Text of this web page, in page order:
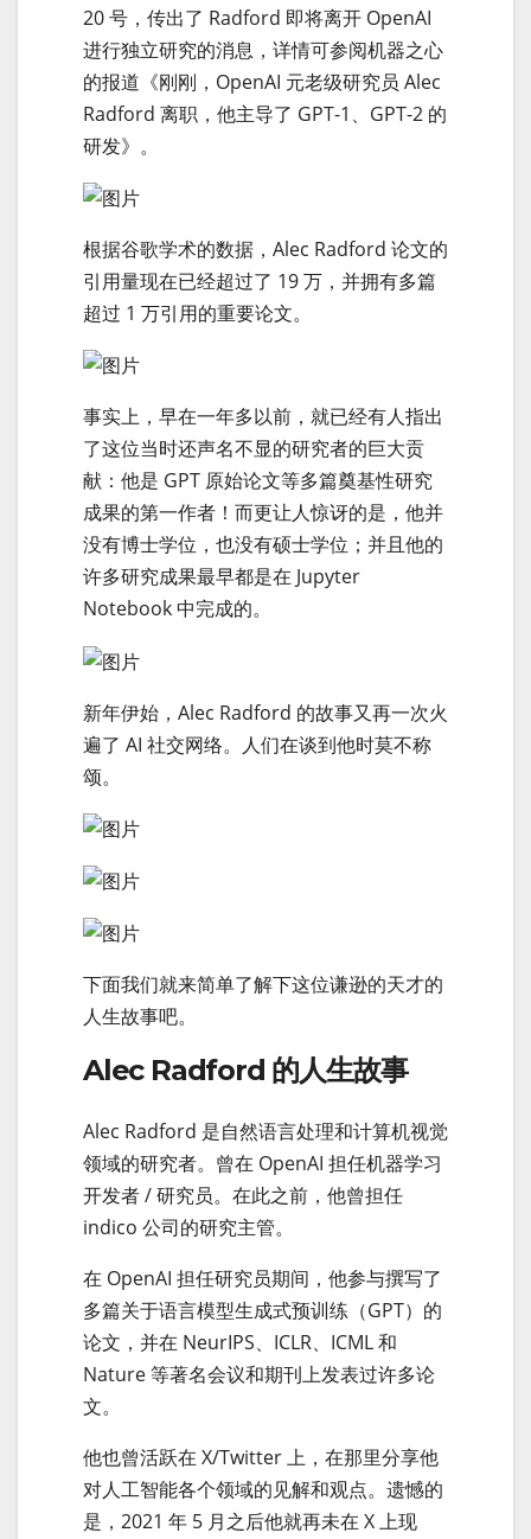
20 号，传出了 Radford 即将离开 OpenAI
进行独立研究的消息，详情可参阅机器之心
的报道《刚刚，OpenAI 元老级研究员 Alec
Radford 离职，他主导了 GPT-1、GPT-2 的
研发》。
根据谷歌学术的数据，Alec Radford 论文的
引用量现在已经超过了 19 万，并拥有多篇
超过 1 万引用的重要论文。
事实上，早在一年多以前，就已经有人指出
了这位当时还声名不显的研究者的巨大贡
献：他是 GPT 原始论文等多篇奠基性研究
成果的第一作者！而更让人惊讶的是，他并
没有博士学位，也没有硕士学位；并且他的
许多研究成果最早都是在 Jupyter
Notebook 中完成的。
新年伊始，Alec Radford 的故事又再一次火
遍了 AI 社交网络。人们在谈到他时莫不称
颂。
下面我们就来简单了解下这位谦逊的天才的
人生故事吧。
Alec Radford 的人生故事
Alec Radford 是自然语言处理和计算机视觉
领域的研究者。曾在 OpenAI 担任机器学习
开发者 / 研究员。在此之前，他曾担任
indico 公司的研究主管。
在 OpenAI 担任研究员期间，他参与撰写了
多篇关于语言模型生成式预训练（GPT）的
论文，并在 NeurIPS、ICLR、ICML 和
Nature 等著名会议和期刊上发表过许多论
文。
他也曾活跃在 X/Twitter 上，在那里分享他
对人工智能各个领域的见解和观点。遗憾的
是，2021 年 5 月之后他就再未在 X 上现